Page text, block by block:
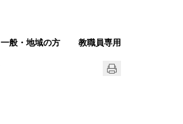
一般・地域の方 教職員専用